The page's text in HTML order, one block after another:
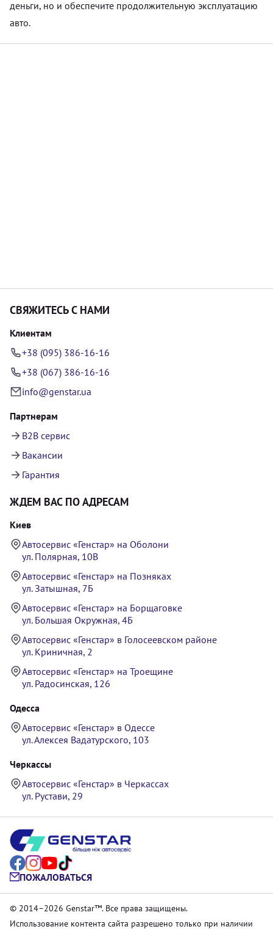
деньги, но и обеспечите продолжительную эксплуатацию
авто.
СВЯЖИТЕСЬ С НАМИ
Клиентам
+38 (095) 386-16-16
+38 (067) 386-16-16
info@genstar.ua
Партнерам
B2B сервис
Вакансии
Гарантия
ЖДЕМ ВАС ПО АДРЕСАМ
Киев
Автосервис «Генстар» на Оболони
ул. Полярная, 10В
Автосервис «Генстар» на Позняках
ул. Затышная, 7Б
Автосервис «Генстар» на Борщаговке
ул. Большая Окружная, 4Б
Автосервис «Генстар» в Голосеевском районе
ул. Криничная, 2
Автосервис «Генстар» на Троещине
ул. Радосинская, 126
Одесса
Автосервис «Генстар» в Одессе
ул. Алексея Вадатурского, 103
Черкассы
Автосервис «Генстар» в Черкассах
ул. Рустави, 29
ПОЖАЛОВАТЬСЯ
© 2014–2026 Genstar™. Все права защищены.
Использование контента сайта разрешено только при наличии